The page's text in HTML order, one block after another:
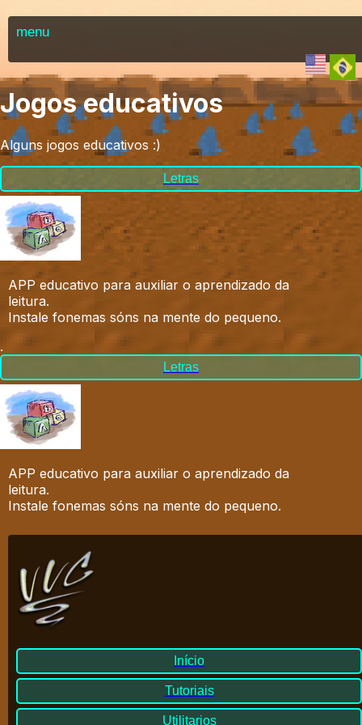
menu
Jogos educativos
Alguns jogos educativos :)
Letras
APP educativo para auxiliar o aprendizado da
leitura.
Instale fonemas sóns na mente do pequeno.
.
Letras
APP educativo para auxiliar o aprendizado da
leitura.
Instale fonemas sóns na mente do pequeno.
Início
Tutoriais
Utilitarios